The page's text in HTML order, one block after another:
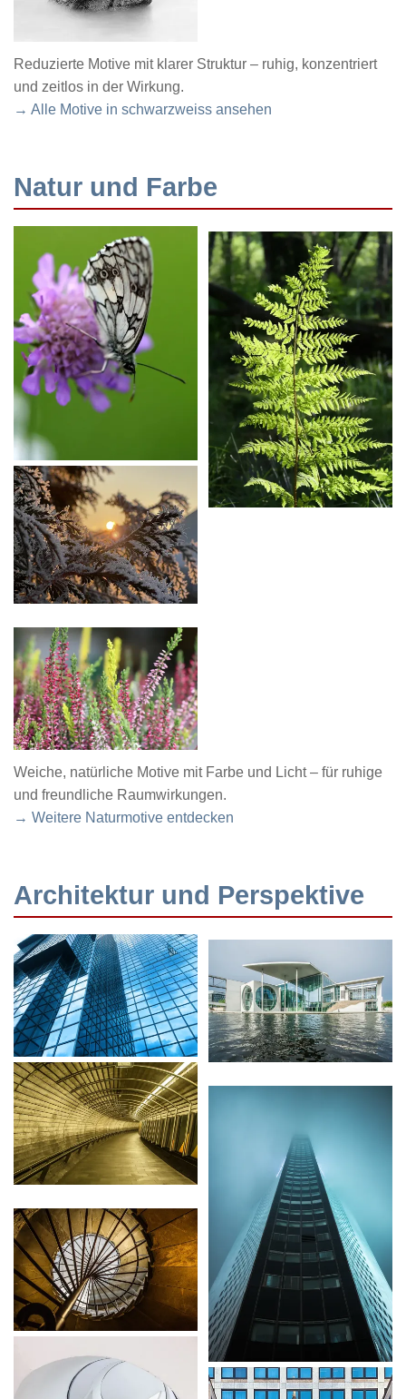
Reduzierte Motive mit klarer Struktur – ruhig, konzentriert
und zeitlos in der Wirkung.
→ Alle Motive in schwarzweiss ansehen
Natur und Farbe
Weiche, natürliche Motive mit Farbe und Licht – für ruhige
und freundliche Raumwirkungen.
→ Weitere Naturmotive entdecken
Architektur und Perspektive